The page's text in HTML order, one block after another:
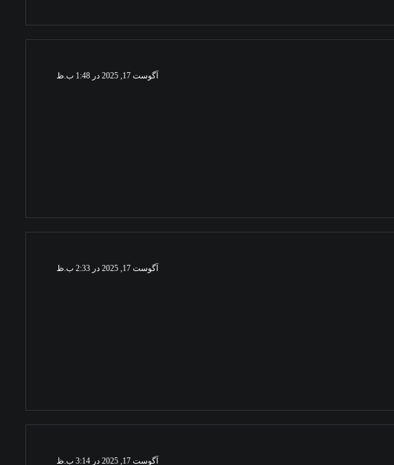
آگوست 17, 2025 در 1:48 ب.ظ
آگوست 17, 2025 در 2:33 ب.ظ
آگوست 17, 2025 در 3:14 ب.ظ